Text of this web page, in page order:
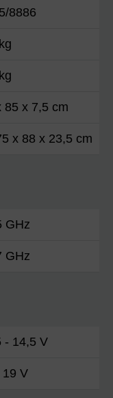
8886
85 x 7,5 cm
x 88 x 23,5 cm
GHz
GHz
- 14,5 V
19 V